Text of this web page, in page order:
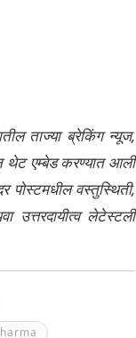
ताज्या ब्रेकिंग न्यूज,
थेट एम्बेड करण्यात आली
पोस्टमधील वस्तुस्थिती,
उत्तरदायीत्व लेटेस्टली